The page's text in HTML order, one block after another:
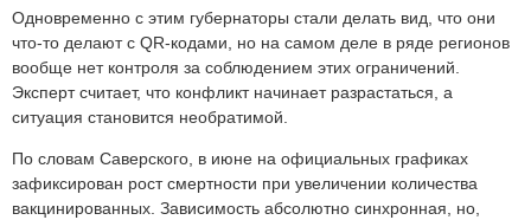
Одновременно с этим губернаторы стали делать вид, что они
что-то делают с QR-кодами, но на самом деле в ряде регионов
вообще нет контроля за соблюдением этих ограничений.
Эксперт считает, что конфликт начинает разрастаться, а
ситуация становится необратимой.
По словам Саверского, в июне на официальных графиках
зафиксирован рост смертности при увеличении количества
вакцинированных. Зависимость абсолютно синхронная, но,